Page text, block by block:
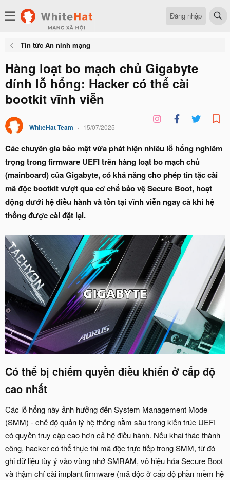
Đăng nhập
Tin tức An ninh mạng
Hàng loạt bo mạch chủ Gigabyte
dính lỗ hổng: Hacker có thể cài
bootkit vĩnh viễn
WhiteHat Team 15/07/2025
Các chuyên gia bảo mật vừa phát hiện nhiều lỗ hổng nghiêm
trọng trong firmware UEFI trên hàng loạt bo mạch chủ
(mainboard) của Gigabyte, có khả năng cho phép tin tặc cài
mã độc bootkit vượt qua cơ chế bảo vệ Secure Boot, hoạt
động dưới hệ điều hành và tồn tại vĩnh viễn ngay cả khi hệ
thống được cài đặt lại.
Có thể bị chiếm quyền điều khiển ở cấp độ
cao nhất​
Các lỗ hổng này ảnh hưởng đến System Management Mode
(SMM) - chế độ quản lý hệ thống nằm sâu trong kiến trúc UEFI
có quyền truy cập cao hơn cả hệ điều hành. Nếu khai thác thành
công, hacker có thể thực thi mã độc trực tiếp trong SMM, từ đó
ghi dữ liệu tùy ý vào vùng nhớ SMRAM, vô hiệu hóa Secure Boot
và thậm chí cài implant firmware (mã độc ở cấp độ phần mềm hệ